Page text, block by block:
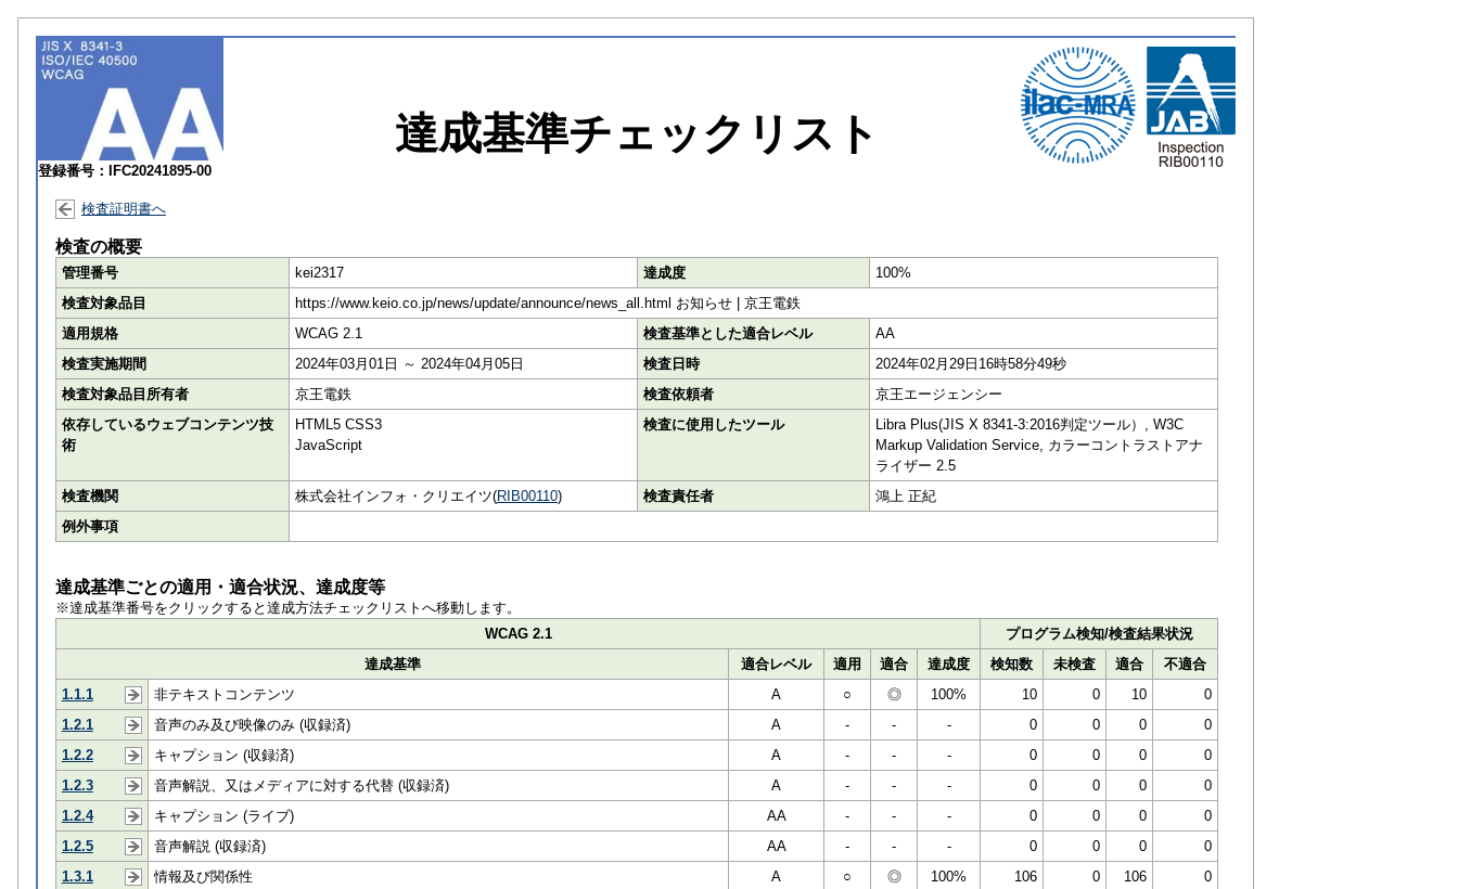
登録番号：IFC20241895-00
達成基準チェックリスト
検査証明書へ
検査の概要
管理番号 kei2317 達成度
100%
検査対象品目
https://www.keio.co.jp/news/update/announce/news_all.html お知らせ | 京王電鉄
適用規格
WCAG 2.1 検査基準とした適合レベル
AA
検査実施期間
2024年03月01日 ～ 2024年04月05日 検査日時
2024年02月29日16時58分49秒
検査対象品目所有者
京王電鉄 検査依頼者
京王エージェンシー
依存しているウェブコンテンツ技
術
HTML5 CSS3
JavaScript
検査に使用したツール
Libra Plus(JIS X 8341-3:2016判定ツール）, W3C
Markup Validation Service, カラーコントラストアナ
ライザー 2.5
検査機関
株式会社インフォ・クリエイツ(RIB00110) 検査責任者
鴻上 正紀
例外事項
達成基準ごとの適用・適合状況、達成度等
※達成基準番号をクリックすると達成方法チェックリストへ移動します。
WCAG 2.1
プログラム検知/検査結果状況
達成基準
適合レベル 適用 適合 達成度 検知数 未検査 適合
不適合
1.1.1
非テキストコンテンツ A ○ ◎ 100% 10 0 10
0
1.2.1
音声のみ及び映像のみ (収録済) A - - - 0 0 0
0
1.2.2
キャプション (収録済) A - - - 0 0 0
0
1.2.3
音声解説、又はメディアに対する代替 (収録済) A - - - 0 0 0
0
1.2.4
キャプション (ライブ) AA - - - 0 0 0
0
1.2.5
音声解説 (収録済) AA - - - 0 0 0
0
1.3.1
情報及び関係性 A ○ ◎ 100% 106 0 106
0